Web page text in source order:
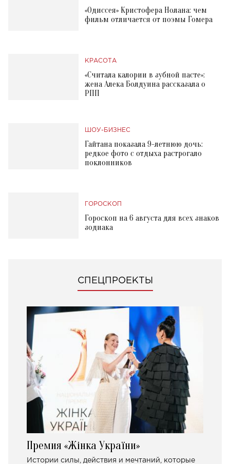
«Одиссея» Кристофера Нолана: чем
фильм отличается от поэмы Гомера
КРАСОТА
«Считала калории в зубной пасте»:
жена Алека Болдуина рассказала о
РПП
ШОУ-БИЗНЕС
Гайтана показала 9-летнюю дочь:
редкое фото с отдыха растрогало
поклонников
ГОРОСКОП
Гороскоп на 6 августа для всех знаков
зодиака
СПЕЦПРОЕКТЫ
Премия «Жінка України»
Истории силы, действия и мечтаний, которые